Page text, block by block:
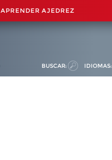
APRENDER AJEDREZ
BUSCAR: IDIOMAS: